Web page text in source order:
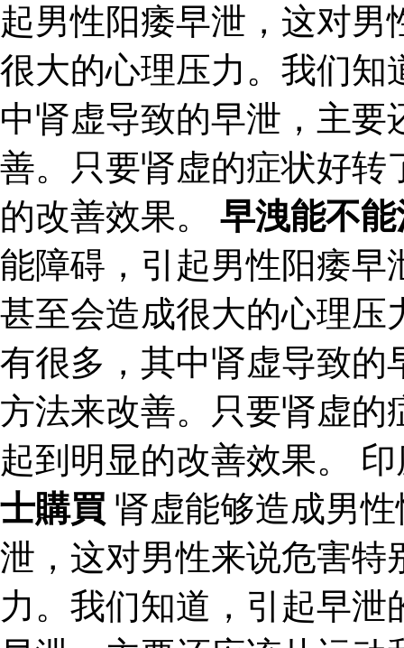
起男性阳痿早泄，这对
很大的心理压力。我们知
中肾虚导致的早泄，主
善。只要肾虚的症状好转
的改善效果。 早洩能不
能障碍，引起男性阳痿早
甚至会造成很大的心理压
有很多，其中肾虚导致的
方法来改善。只要肾虚的
起到明显的改善效果。
士購買 肾虚能够造成男
泄，这对男性来说危害特
力。我们知道，引起早